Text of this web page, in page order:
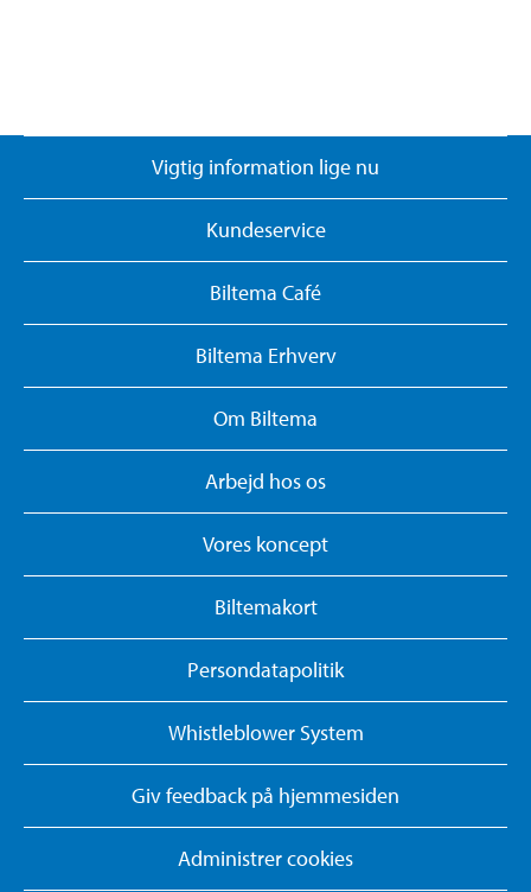
Vigtig information lige nu
Kundeservice
Biltema Café
Biltema Erhverv
Om Biltema
Arbejd hos os
Vores koncept
Biltemakort
Persondatapolitik
Whistleblower System
Giv feedback på hjemmesiden
Administrer cookies